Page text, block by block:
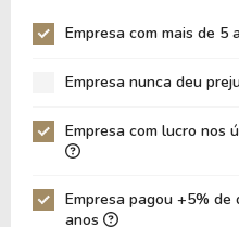
ROE
ROIC
ROA
Dívida Líquida / Ebitda
Dívida Líquida / Ebit
Empresa com mais de 5
Empresa nunca deu
Empresa com lucro nos
Empresa pagou +5% de
anos